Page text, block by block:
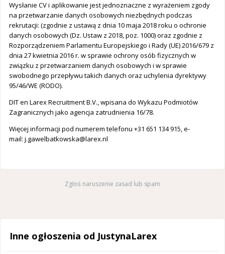
Wysłanie CV i aplikowanie jest jednoznaczne z wyrażeniem zgody
na przetwarzanie danych osobowych niezbędnych podczas
rekrutacji: (zgodnie z ustawą z dnia 10 maja 2018 roku o ochronie
danych osobowych (Dz. Ustaw z 2018, poz. 1000) oraz zgodnie z
Rozporządzeniem Parlamentu Europejskiego i Rady (UE) 2016/679 z
dnia 27 kwietnia 2016 r. w sprawie ochrony osób fizycznych w
związku z przetwarzaniem danych osobowych i w sprawie
swobodnego przepływu takich danych oraz uchylenia dyrektywy
95/46/WE (RODO).
DIT en Larex Recruitment B.V., wpisana do Wykazu Podmiotów
Zagranicznych jako agencja zatrudnienia 16/78.
Więcej informacji pod numerem telefonu +31 651 134 915, e-
mail: j.gawelbatkowska@larex.nl
Zgłoś naruszenie zasad lub spam
Inne ogłoszenia od JustynaLarex